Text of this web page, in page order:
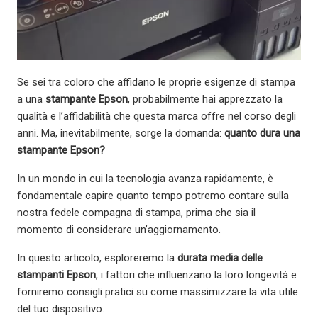
Se sei tra coloro che affidano le proprie esigenze di stampa
a una stampante Epson, probabilmente hai apprezzato la
qualità e l’affidabilità che questa marca offre nel corso degli
anni. Ma, inevitabilmente, sorge la domanda: quanto dura una
stampante Epson?
In un mondo in cui la tecnologia avanza rapidamente, è
fondamentale capire quanto tempo potremo contare sulla
nostra fedele compagna di stampa, prima che sia il
momento di considerare un’aggiornamento.
In questo articolo, esploreremo la durata media delle
stampanti Epson, i fattori che influenzano la loro longevità e
forniremo consigli pratici su come massimizzare la vita utile
del tuo dispositivo.